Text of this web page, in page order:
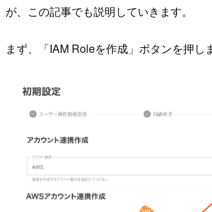
が、この記事でも説明していきます。
まず、「IAM Roleを作成」ボタンを押し